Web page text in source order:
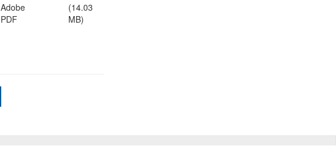
Adobe
PDF
(14.03
MB)